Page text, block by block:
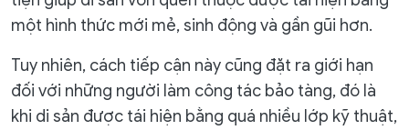
một hình thức mới mẻ, sinh động và gần gũi hơn.
Tuy nhiên, cách tiếp cận này cũng đặt ra giới hạn
đối với những người làm công tác bảo tàng, đó là
khi di sản được tái hiện bằng quá nhiều lớp kỹ thuật,